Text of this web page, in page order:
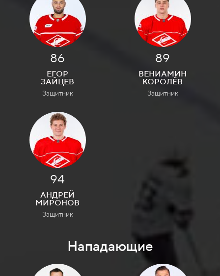
86
ЕГОР
ЗАЙЦЕВ
Защитник
89
ВЕНИАМИН
КОРОЛЁВ
Защитник
94
АНДРЕЙ
МИРОНОВ
Защитник
Нападающие